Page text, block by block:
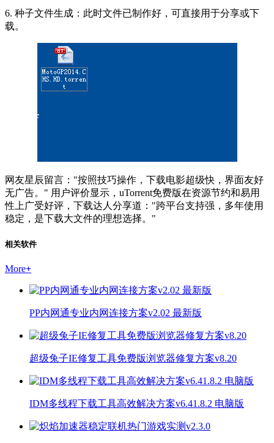
6. 种子文件生成：此时文件已制作好，可直接用于分享或下
载。
网友星辰留言："按照技巧操作，下载电影超级快，界面友好
无广告。" 用户评价显示，uTorrent免费版在资源节约和易用
性上广受好评，下载达人分享道："跨平台支持强，多年使用
稳定，是下载大文件的理想选择。"
相关软件
More+
PP内网通专业内网连接方案v2.02 最新版
超级兔子IE修复工具免费版浏览器修复方案v8.20
IDM多线程下载工具高效解决方案v6.41.8.2 电脑版